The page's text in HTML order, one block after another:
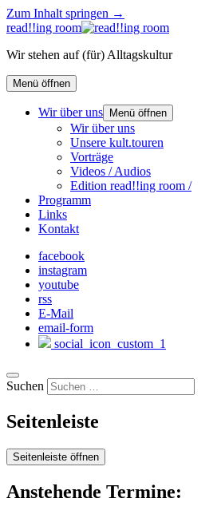
Zum Inhalt springen →
read!!ing room
Wir stehen auf (für) Alltagskultur
Menü öffnen
Wir über uns Menü öffnen
Wir über uns
Unsere kult.touren
Vorträge
Videos / Audios
Edition read!!ing room /
Programm
Links
Kontakt
facebook
instagram
youtube
rss
E-Mail
email-form
social_icon_custom_1
Suchen
Seitenleiste
Seitenleiste öffnen
Anstehende Termine: